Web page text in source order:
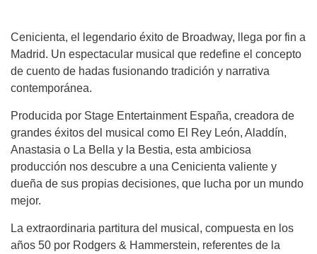
Cenicienta, el legendario éxito de Broadway, llega por fin a
Madrid. Un espectacular musical que redefine el concepto
de cuento de hadas fusionando tradición y narrativa
contemporánea.
Producida por Stage Entertainment España, creadora de
grandes éxitos del musical como El Rey León, Aladdín,
Anastasia o La Bella y la Bestia, esta ambiciosa
producción nos descubre a una Cenicienta valiente y
dueña de sus propias decisiones, que lucha por un mundo
mejor.
La extraordinaria partitura del musical, compuesta en los
años 50 por Rodgers & Hammerstein, referentes de la